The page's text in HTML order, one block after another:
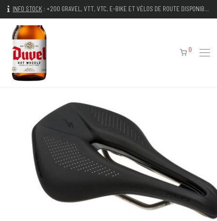
INFO STOCK : +200 GRAVEL, VTT, VTC, E-BIKE ET VÉLOS DE ROUTE DISPONIBLES IMMÉDIATEMENT
0